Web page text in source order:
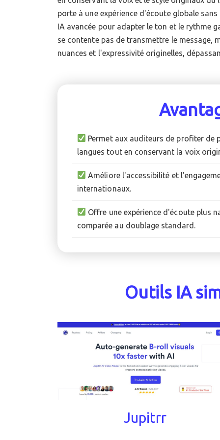
porte à une expérience d'écoute globale
IA avancée pour adapter le ton et le rythme
se contente pas de transmettre le message,
nuances et l'expressivité originelles,
restent à évaluer, car elles sont cruciales
Permet aux auditeurs de profiter de
langues tout en conservant la voix
Améliore l'accessibilité et
internationaux.
Offre une expérience d'écoute plus
comparée au doublage standard.
Outils IA
Jupitrr